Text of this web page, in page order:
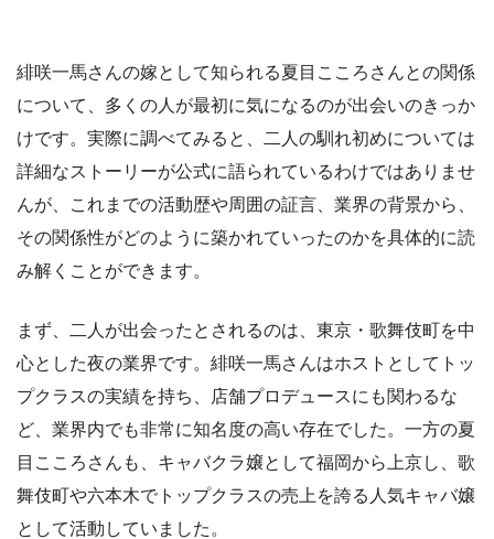
緋咲一馬さんの嫁として知られる夏目こころさんとの関係
について、多くの人が最初に気になるのが出会いのきっか
けです。実際に調べてみると、二人の馴れ初めについては
詳細なストーリーが公式に語られているわけではありませ
んが、これまでの活動歴や周囲の証言、業界の背景から、
その関係性がどのように築かれていったのかを具体的に読
み解くことができます。
まず、二人が出会ったとされるのは、東京・歌舞伎町を中
心とした夜の業界です。緋咲一馬さんはホストとしてトッ
プクラスの実績を持ち、店舗プロデュースにも関わるな
ど、業界内でも非常に知名度の高い存在でした。一方の夏
目こころさんも、キャバクラ嬢として福岡から上京し、歌
舞伎町や六本木でトップクラスの売上を誇る人気キャバ嬢
として活動していました。